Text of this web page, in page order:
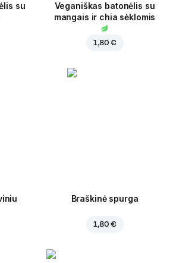
su
Veganiškas batonėlis su
mangais ir chia sėklomis
1,80 €
Braškinė spurga
1,80 €